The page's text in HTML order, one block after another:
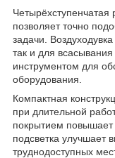
Четырёхступенчатая
позволяет точно
задачи.
так и для
инструментом для
оборудования.
Компактная
при длительной
покрытием повышает
подсветка улучшает
труднодоступных